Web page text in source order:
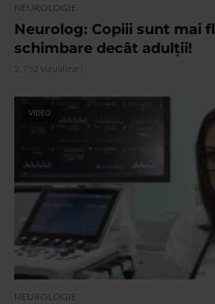
NEUROLOGIE
Neurolog: Copiii sunt mai
schimbare decât adulții!
2.752 vizualizari
VIDEO
NEUROLOGIE